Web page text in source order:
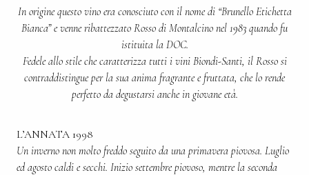
In origine questo vino era conosciuto con il nome di “Brunello Etichetta
Bianca” e venne ribattezzato Rosso di Montalcino nel 1983 quando fu
istituita la DOC.
Fedele allo stile che caratterizza tutti i vini Biondi-Santi, il Rosso si
contraddistingue per la sua anima fragrante e fruttata, che lo rende
perfetto da degustarsi anche in giovane età.
L’ANNATA 1998
Un inverno non molto freddo seguito da una primavera piovosa. Luglio
ed agosto caldi e secchi. Inizio settembre piovoso, mentre la seconda